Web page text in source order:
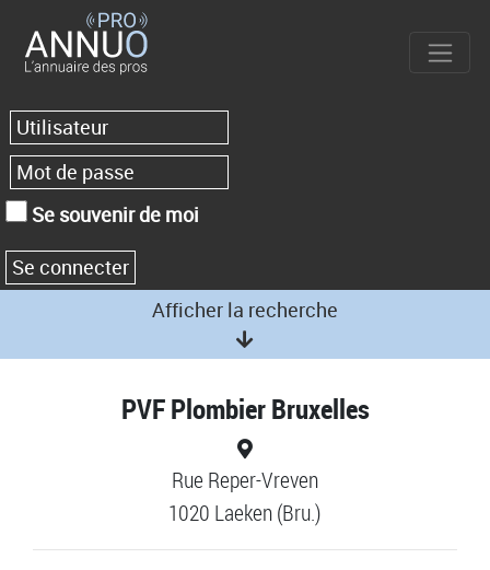
Se souvenir de moi
Afficher la recherche
PVF Plombier Bruxelles
Rue Reper-Vreven
1020 Laeken (Bru.)